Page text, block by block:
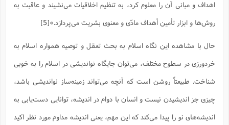
اهداف و مبانی آن را معلوم کرد، به تنظیم اخلاقیات می‌نشیند و عاقبت به
روش‌ها و ابزار تأمین أهداف مادّی و معنوی بشریت می‌پردازد.»[5]
حال با مشاهده این نگاه اسلام به بحث تعقل و توصیه همواره اسلام به
خردورزی در سطوح مختلف، می‌توان جایگاه نواندیشی در اسلام را به خوبی
شناخت. طبیعتاً روشن است که آنچه می‌تواند زمینه‌ساز نواندیشی باشد،
چیزی جز اندیشیدن نیست و انسان با دوام در اندیشه، توانایی دست‌یابی به
اندیشه‌های نو را پیدا می‌کند که این مهم، یعنی اندیشه مداوم مورد نظر اکید